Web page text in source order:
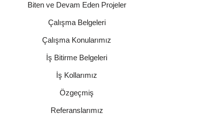
Biten ve Devam Eden Projeler
Çalışma Belgeleri
Çalışma Konularımız
İş Bitirme Belgeleri
İş Kollarımız
Özgeçmiş
Referanslarımız